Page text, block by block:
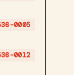
0005
0012